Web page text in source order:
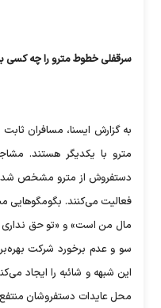
سرقفلی خطوط مترو را چه کسی
به گزارش ایسنا، مسافران
مترو با یکدیگر هستند.
دستفروش از مترو مشخص شده
فعالیت می‌کنند. بگومگوهایی
مال من است» و «تو حق نداری
سو و عدم برخورد شرکت
این شبهه و شائبه را ایجاد
محل عایدات دستفروشان